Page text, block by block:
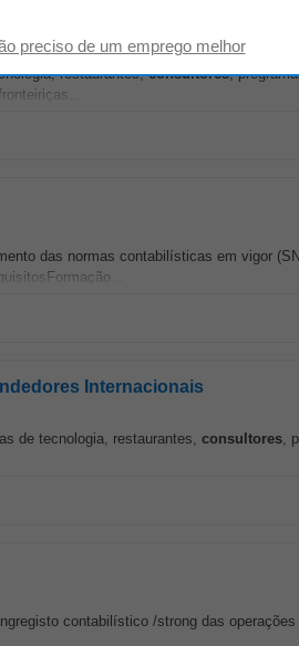
restaurantes,consultores,
das normas contabilísticas em vigor
Internacionais
de tecnologia, restaurantes, consultores,
contabilístico /strong das